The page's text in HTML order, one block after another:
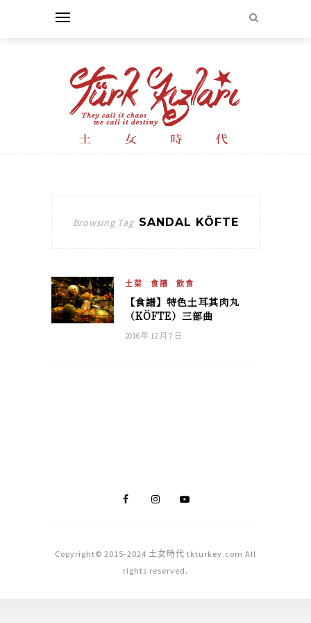
Browsing Tag SANDAL KÖFTE
土菜 食譜 飲食
【食譜】特色土耳其肉丸
（KÖFTE）三部曲
2016 年 12 月 7 日
Copyright© 2015-2024 土女時代 tkturkey.com All
rights reserved.